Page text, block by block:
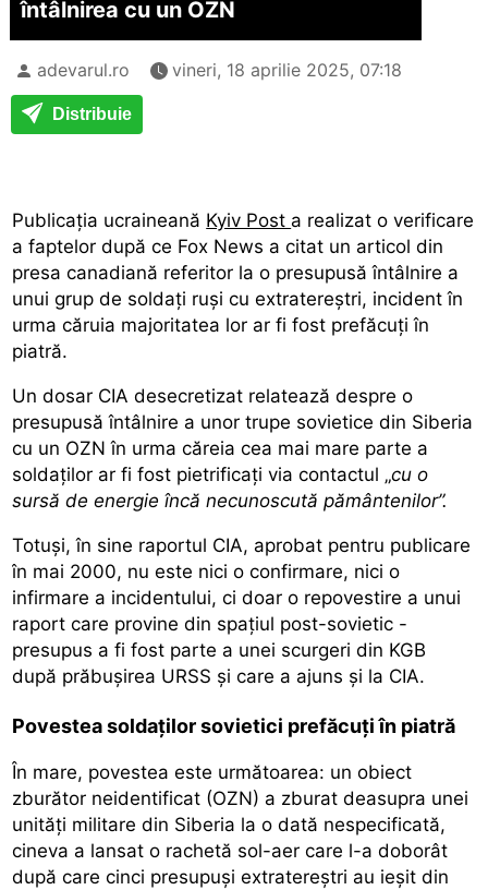
întâlnirea cu un OZN
adevarul.ro vineri, 18 aprilie 2025, 07:18
Distribuie
Publicația ucraineană Kyiv Post a realizat o verificare
a faptelor după ce Fox News a citat un articol din
presa canadiană referitor la o presupusă întâlnire a
unui grup de soldați ruși cu extratereștri, incident în
urma căruia majoritatea lor ar fi fost prefăcuți în
piatră.
Un dosar CIA desecretizat relatează despre o
presupusă întâlnire a unor trupe sovietice din Siberia
cu un OZN în urma căreia cea mai mare parte a
soldaților ar fi fost pietrificați via contactul „cu o
sursă de energie încă necunoscută pământenilor”.
Totuși, în sine raportul CIA, aprobat pentru publicare
în mai 2000, nu este nici o confirmare, nici o
infirmare a incidentului, ci doar o repovestire a unui
raport care provine din spațiul post-sovietic -
presupus a fi fost parte a unei scurgeri din KGB
după prăbușirea URSS și care a ajuns și la CIA.
Povestea soldaților sovietici prefăcuți în piatră
În mare, povestea este următoarea: un obiect
zburător neidentificat (OZN) a zburat deasupra unei
unități militare din Siberia la o dată nespecificată,
cineva a lansat o rachetă sol-aer care l-a doborât
după care cinci presupuși extratereștri au ieșit din